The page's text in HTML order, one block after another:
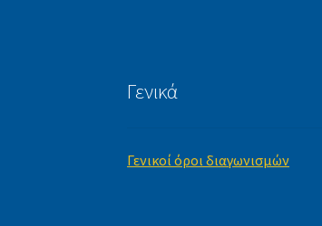
Γενικά
Γενικοί όροι διαγωνισμών